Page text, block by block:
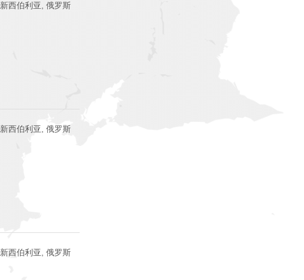
新西伯利亚, 俄罗斯
新西伯利亚, 俄罗斯
新西伯利亚, 俄罗斯